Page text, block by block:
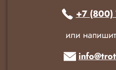
+7 (800)
или